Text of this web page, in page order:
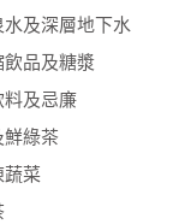
水及深層地下水
飲品及糖漿
及忌廉
綠茶
蔬菜